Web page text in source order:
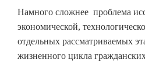
Намного сложнее проблема
экономической,
отдельных рассматриваемых
жизненного цикла